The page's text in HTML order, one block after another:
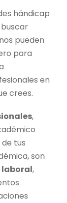
hándicap
pueden
para
en
crees.
,
tus
son
laboral,